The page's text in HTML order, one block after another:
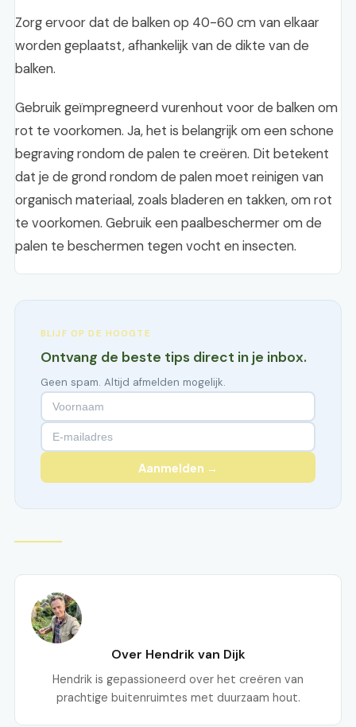
Zorg ervoor dat de balken op 40-60 cm van elkaar
worden geplaatst, afhankelijk van de dikte van de
balken.
Gebruik geïmpregneerd vurenhout voor de balken om
rot te voorkomen. Ja, het is belangrijk om een schone
begraving rondom de palen te creëren. Dit betekent
dat je de grond rondom de palen moet reinigen van
organisch materiaal, zoals bladeren en takken, om rot
te voorkomen. Gebruik een paalbeschermer om de
palen te beschermen tegen vocht en insecten.
BLIJF OP DE HOOGTE
Ontvang de beste tips direct in je inbox.
Geen spam. Altijd afmelden mogelijk.
Aanmelden →
Over Hendrik van Dijk
Hendrik is gepassioneerd over het creëren van
prachtige buitenruimtes met duurzaam hout.